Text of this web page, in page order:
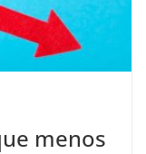
menos